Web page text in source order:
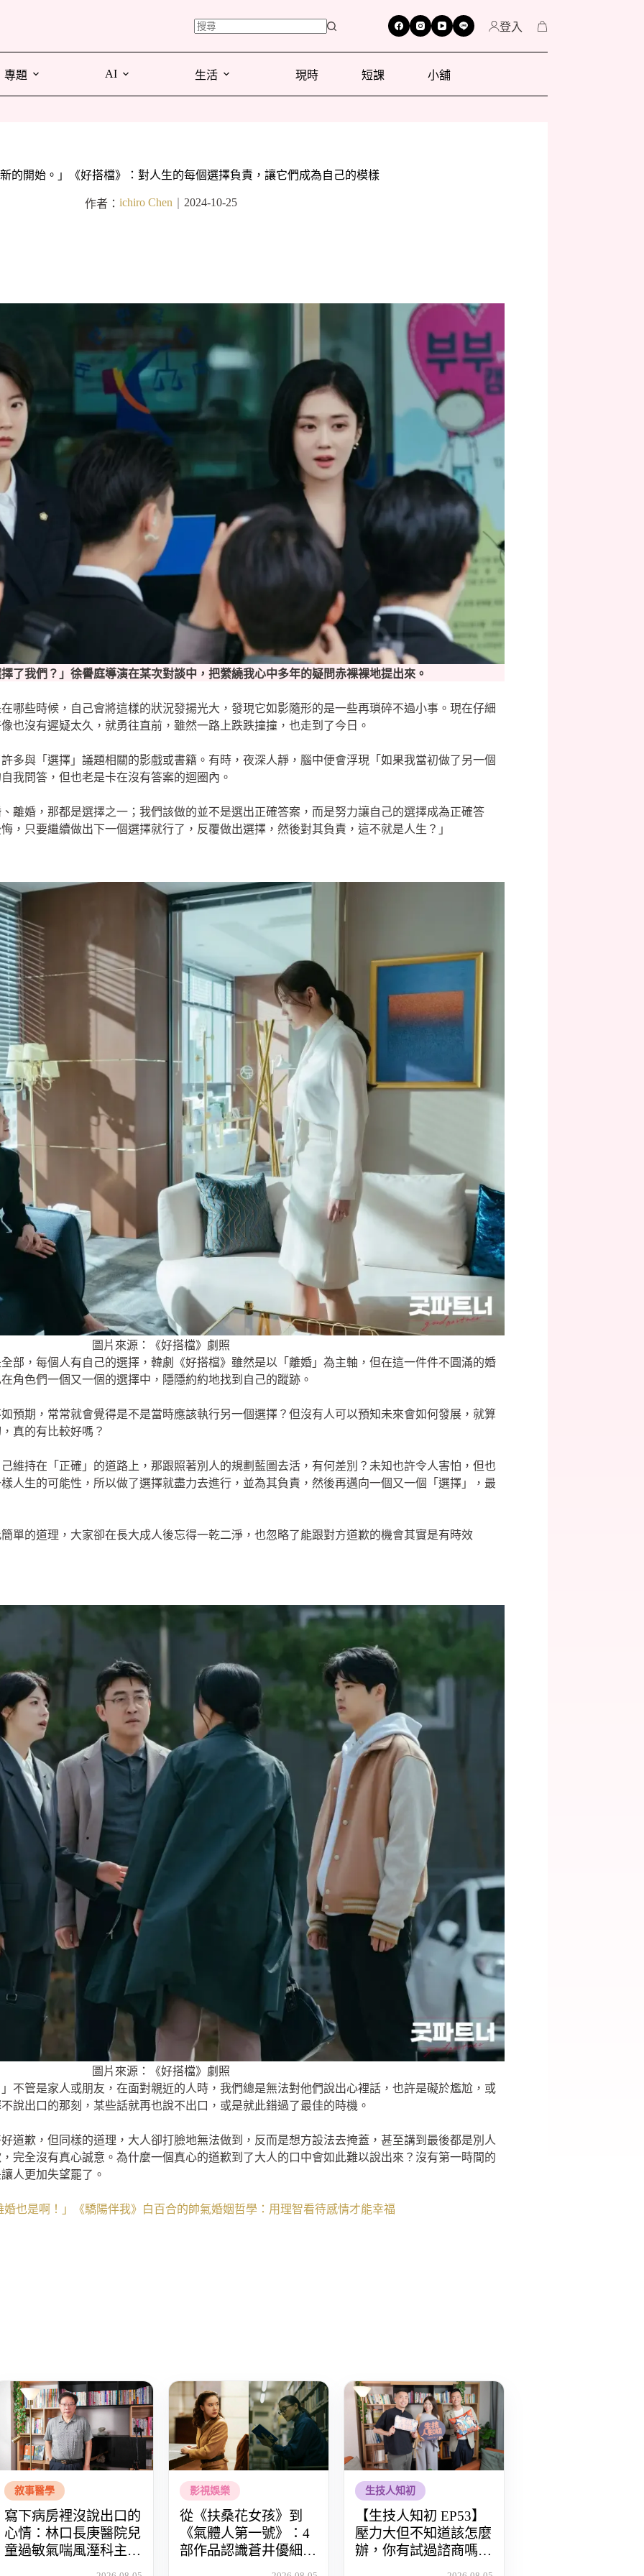
登入
專題 AI 生活 現時 短課 小舖
的開始。」《好搭檔》：對人生的每個選擇負責，讓它們成為自己的模樣
作者： ichiro Chen 2024-10-25
了我們？」徐譽庭導演在某次對談中，把縈繞我心中多年的疑問赤裸裸地提出來。
哪些時候，自己會將這樣的狀況發揚光大，發現它如影隨形的是一些再瑣碎不過小事。現在仔細
也沒有遲疑太久，就勇往直前，雖然一路上跌跌撞撞，也走到了今日。
多與「選擇」議題相關的影戲或書籍。有時，夜深人靜，腦中便會浮現「如果我當初做了另一個
我問答，但也老是卡在沒有答案的迴圈內。
離婚，那都是選擇之一；我們該做的並不是選出正確答案，而是努力讓自己的選擇成為正確答
，只要繼續做出下一個選擇就行了，反覆做出選擇，然後對其負責，這不就是人生？」
圖片來源：《好搭檔》劇照
部，每個人有自己的選擇，韓劇《好搭檔》雖然是以「離婚」為主軸，但在這一件件不圓滿的婚
角色們一個又一個的選擇中，隱隱約約地找到自己的蹤跡。
預期，常常就會覺得是不是當時應該執行另一個選擇？但沒有人可以預知未來會如何發展，就算
真的有比較好嗎？
維持在「正確」的道路上，那跟照著別人的規劃藍圖去活，有何差別？未知也許令人害怕，但也
人生的可能性，所以做了選擇就盡力去進行，並為其負責，然後再邁向一個又一個「選擇」，最
單的道理，大家卻在長大成人後忘得一乾二淨，也忽略了能跟對方道歉的機會其實是有時效
圖片來源：《好搭檔》劇照
不管是家人或朋友，在面對親近的人時，我們總是無法對他們說出心裡話，也許是礙於尷尬，或
說出口的那刻，某些話就再也說不出口，或是就此錯過了最佳的時機。
道歉，但同樣的道理，大人卻打臉地無法做到，反而是想方設法去掩蓋，甚至講到最後都是別人
完全沒有真心誠意。為什麼一個真心的道歉到了大人的口中會如此難以說出來？沒有第一時間的
人更加失望罷了。
也是啊！」《驕陽伴我》白百合的帥氣婚姻哲學：用理智看待感情才能幸福
敘事醫學
寫下病房裡沒說出口的
心情：林口長庚醫院兒
童過敏氣喘風溼科主治
影視娛樂
從《扶桑花女孩》到
《氣體人第一號》：4
部作品認識蒼井優細膩
生技人知初
【生技人知初 EP53】
壓力大但不知道該怎麼
辦，你有試過諮商嗎？